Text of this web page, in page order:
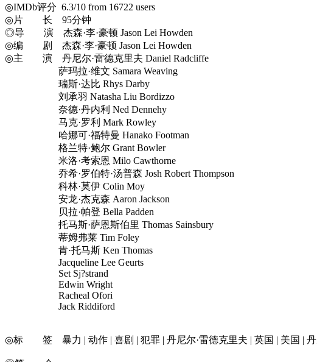
◎IMDb评分 6.3/10 from 16722 users
◎片 长 95分钟
◎导 演 杰森·李·豪顿 Jason Lei Howden
◎编 剧 杰森·李·豪顿 Jason Lei Howden
◎主 演 丹尼尔·雷德克里夫 Daniel Radcliffe
萨玛拉·维文 Samara Weaving
瑞斯·达比 Rhys Darby
刘承羽 Natasha Liu Bordizzo
奈德·丹内利 Ned Dennehy
马克·罗利 Mark Rowley
哈娜可·福特曼 Hanako Footman
格兰特·鲍尔 Grant Bowler
米洛·考索恩 Milo Cawthorne
乔希·罗伯特·汤普森 Josh Robert Thompson
科林·莫伊 Colin Moy
安龙·杰克森 Aaron Jackson
贝拉·帕登 Bella Padden
托马斯·萨恩斯伯里 Thomas Sainsbury
蒂姆弗莱 Tim Foley
肯·托马斯 Ken Thomas
Jacqueline Lee Geurts
Set Sj?strand
Edwin Wright
Racheal Ofori
Jack Riddiford
◎标 签 暴力 | 动作 | 喜剧 | 犯罪 | 丹尼尔·雷德克里夫 | 英国 | 美国 | 丹